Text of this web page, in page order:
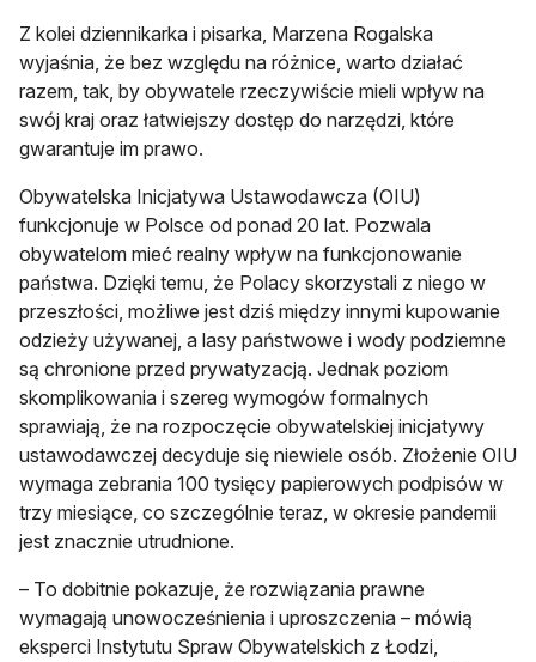
Z kolei dziennikarka i pisarka, Marzena Rogalska
wyjaśnia, że bez względu na różnice, warto działać
razem, tak, by obywatele rzeczywiście mieli wpływ na
swój kraj oraz łatwiejszy dostęp do narzędzi, które
gwarantuje im prawo.
Obywatelska Inicjatywa Ustawodawcza (OIU)
funkcjonuje w Polsce od ponad 20 lat. Pozwala
obywatelom mieć realny wpływ na funkcjonowanie
państwa. Dzięki temu, że Polacy skorzystali z niego w
przeszłości, możliwe jest dziś między innymi kupowanie
odzieży używanej, a lasy państwowe i wody podziemne
są chronione przed prywatyzacją. Jednak poziom
skomplikowania i szereg wymogów formalnych
sprawiają, że na rozpoczęcie obywatelskiej inicjatywy
ustawodawczej decyduje się niewiele osób. Złożenie OIU
wymaga zebrania 100 tysięcy papierowych podpisów w
trzy miesiące, co szczególnie teraz, w okresie pandemii
jest znacznie utrudnione.
– To dobitnie pokazuje, że rozwiązania prawne
wymagają unowocześnienia i uproszczenia – mówią
eksperci Instytutu Spraw Obywatelskich z Łodzi,